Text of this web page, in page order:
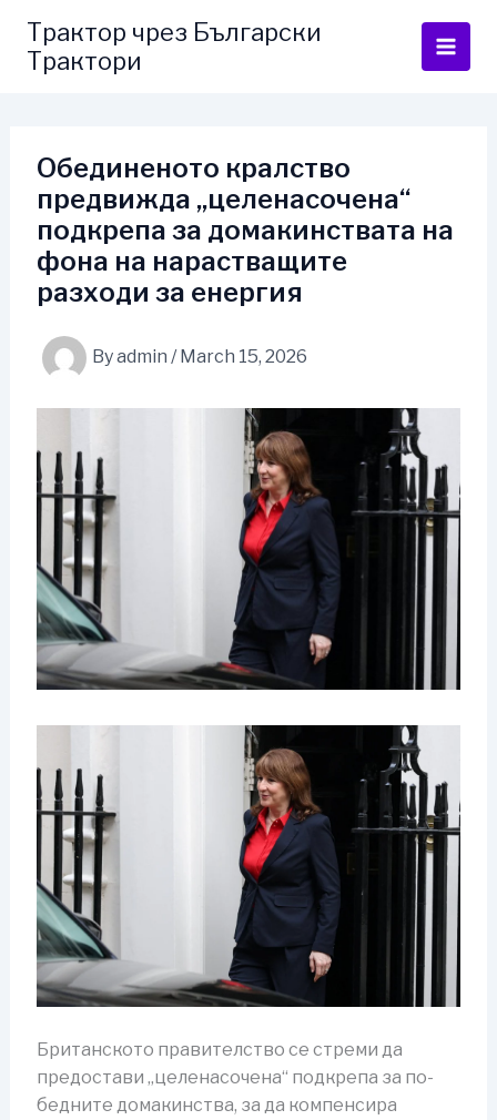
content
Трактор чрез Български
Трактори
Обединеното кралство
предвижда „целенасочена“
подкрепа за домакинствата на
фона на нарастващите
разходи за енергия
Byadmin / March 15, 2026
Британското правителство се стреми да
предостави „целенасочена“ подкрепа за по-
бедните домакинства, за да компенсира